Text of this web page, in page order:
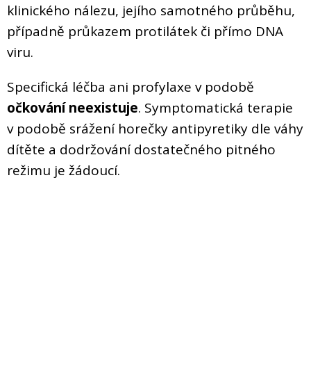
klinického nálezu, jejího samotného průběhu,
případně průkazem protilátek či přímo DNA
viru.
Specifická léčba ani profylaxe v podobě
očkování neexistuje. Symptomatická terapie
v podobě srážení horečky antipyretiky dle váhy
dítěte a dodržování dostatečného pitného
režimu je žádoucí.